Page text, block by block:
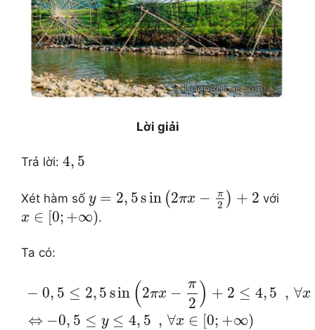
Lời giải
Trả lời: 4, 5
Xét hàm số y = 2, 5sin (2πx − π
2 ) + 2 với
x ∈ [0; +∞).
Ta có:
− 0, 5 ≤ 2, 5 sin (2πx −
π
2 ) + 2 ≤ 4, 5 , ∀x
⇔ −0, 5 ≤ y ≤ 4, 5 , ∀x ∈ [0; +∞)